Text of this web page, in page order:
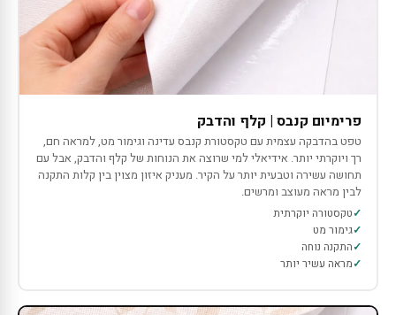
פרימיום קנבס | קלף והדבק
טפט בהדבקה עצמית עם טקסטורת קנבס עדינה וגימור מט, למראה חם,
רך ויוקרתי יותר. אידיאלי למי שרוצה את הנוחות של קלף והדבק, אבל עם
תחושה עשירה וטבעית יותר על הקיר. מעניק איזון מצוין בין קלות התקנה
לבין מראה מעוצב ומרשים.
טקסטורה יוקרתית
גימור מט
התקנה נוחה
מראה עשיר יותר